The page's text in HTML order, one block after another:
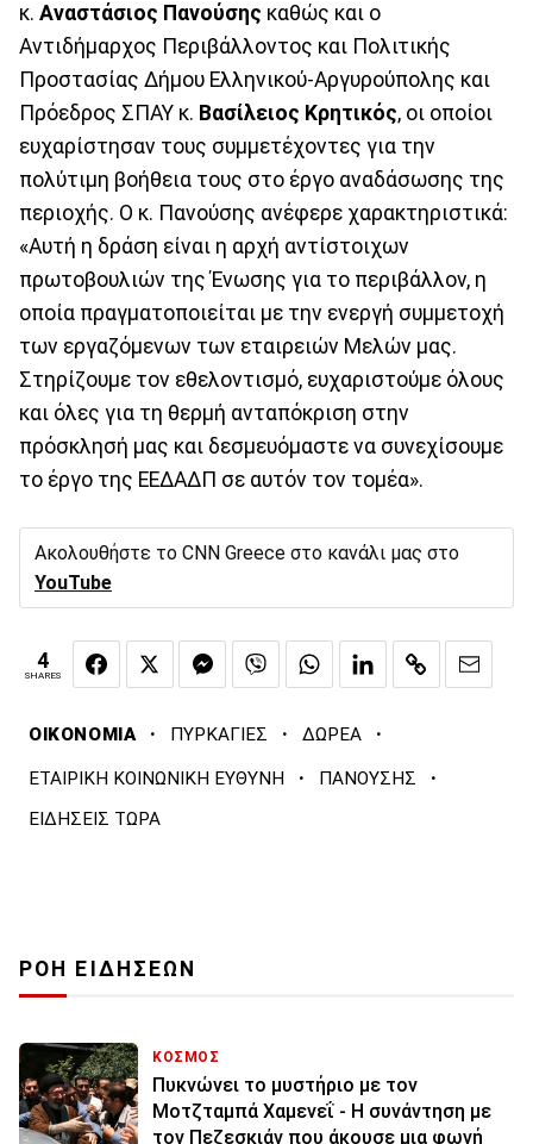
κ. Αναστάσιος Πανούσης καθώς και ο
Αντιδήμαρχος Περιβάλλοντος και Πολιτικής
Προστασίας Δήμου Ελληνικού-Αργυρούπολης και
Πρόεδρος ΣΠΑΥ κ. Βασίλειος Κρητικός, οι οποίοι
ευχαρίστησαν τους συμμετέχοντες για την
πολύτιμη βοήθεια τους στο έργο αναδάσωσης της
περιοχής. Ο κ. Πανούσης ανέφερε χαρακτηριστικά:
«Αυτή η δράση είναι η αρχή αντίστοιχων
πρωτοβουλιών της Ένωσης για το περιβάλλον, η
οποία πραγματοποιείται με την ενεργή συμμετοχή
των εργαζόμενων των εταιρειών Μελών μας.
Στηρίζουμε τον εθελοντισμό, ευχαριστούμε όλους
και όλες για τη θερμή ανταπόκριση στην
πρόσκλησή μας και δεσμευόμαστε να συνεχίσουμε
το έργο της ΕΕΔΑΔΠ σε αυτόν τον τομέα».
Ακολουθήστε το CNN Greece στο κανάλι μας στο
YouTube
4
SHARES
ΟΙΚΟΝΟΜΙΑ · ΠΥΡΚΑΓΙΕΣ · ΔΩΡΕΑ ·
ΕΤΑΙΡΙΚΗ ΚΟΙΝΩΝΙΚΗ ΕΥΘΥΝΗ · ΠΑΝΟΥΣΗΣ ·
ΕΙΔΗΣΕΙΣ ΤΩΡΑ
ΡΟΗ ΕΙΔΗΣΕΩΝ
ΚΟΣΜΟΣ
Πυκνώνει το μυστήριο με τον
Μοτζταμπά Χαμενεΐ - Η συνάντηση με
τον Πεζεσκιάν που άκουσε μια φωνή